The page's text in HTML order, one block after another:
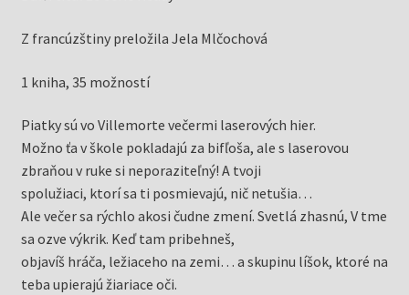
14,90 €.13,50 €.
Z francúzštiny preložila Jela Mlčochová
1 kniha, 35 možností
Piatky sú vo Villemorte večermi laserových hier.
Možno ťa v škole pokladajú za bifľoša, ale s laserovou
zbraňou v ruke si neporaziteľný! A tvoji
spolužiaci, ktorí sa ti posmievajú, nič netušia…
Ale večer sa rýchlo akosi čudne zmení. Svetlá zhasnú, V tme
sa ozve výkrik. Keď tam pribehneš,
objavíš hráča, ležiaceho na zemi… a skupinu líšok, ktoré na
teba upierajú žiariace oči.